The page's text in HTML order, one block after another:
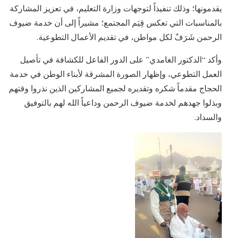
يقدمونها؛ وذلك تنفيذاً لتوجهات وزارة التعليم، في تعزيز المشاركة
بالمناسبات التي تعكس قِيَم المجتمع؛ مشيراً إلى أن خدمة ضيوف
الرحمن شَرَفٌ لكل مواطن، في تقديم الأعمال التطوعية.
وأكد “الدكتور الغامدي” على الدور الفاعل للكشافة في تأصيل
العمل التطوعي، وإظهار الصورة المشرقة لأبناء الوطن في خدمة
الحجاج مقدماً شكره وتقديره لجميع المشاركين الذين نذروا وقتهم
وبذلوا جهدهم لخدمة ضيوف الرحمن وداعياً الله لهم بالتوفيق
والسداد.